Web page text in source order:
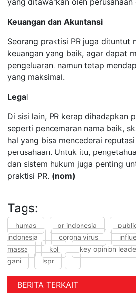
Keuangan dan Akuntansi
Seorang praktisi PR juga dituntut
keuangan yang baik, agar dapat
pengeluaran, namun tetap
yang maksimal.
Legal
Di sisi lain, PR kerap dihadapkan
seperti pencemaran nama baik,
hal yang bisa mencederai
perusahaan. Untuk itu,
dan sistem hukum juga penting
praktisi PR. (nom)
Tags:
humas pr indonesia
indonesia
corona virus
massa
kol key opinion
gani
lspr
BERITA TERKAIT